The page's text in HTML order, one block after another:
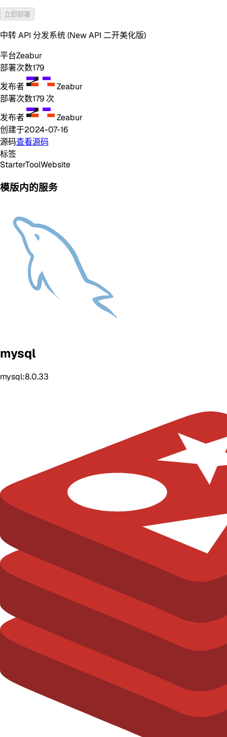
立即部署
中转 API 分发系统 (New API 二开美化版)
平台Zeabur
部署次数179
发布者
Zeabur
部署次数179 次
发布者
Zeabur
创建于2024-07-16
源码查看源码
标签
StarterToolWebsite
模版内的服务
mysql
mysql:8.0.33